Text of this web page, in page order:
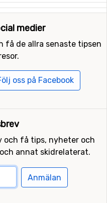
medier
få de allra senaste tipsen
oss på Facebook
och få tips, nyheter och
annat skidrelaterat.
Anmälan